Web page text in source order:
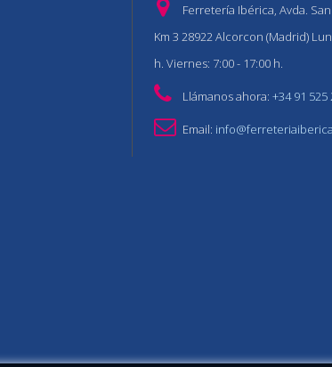
Ferretería Ibérica, Avda.
Km 3 28922 Alcorcon (Madrid)
h. Viernes: 7:00 - 17:00 h.
Llámanos ahora: +34 91 525
Email: